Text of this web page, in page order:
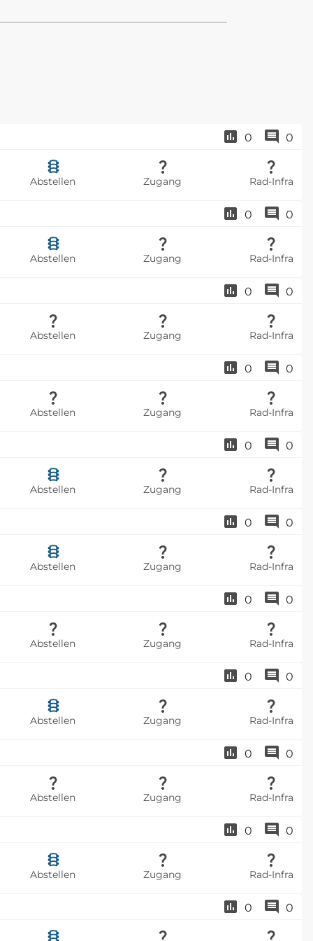
0 0
Abstellen
Zugang Rad-Infra
0 0
Abstellen
Zugang Rad-Infra
0 0
Abstellen Zugang Rad-Infra
0 0
Abstellen Zugang Rad-Infra
0 0
Abstellen
Zugang Rad-Infra
0 0
Abstellen
Zugang Rad-Infra
0 0
Abstellen Zugang Rad-Infra
0 0
Abstellen
Zugang Rad-Infra
0 0
Abstellen Zugang Rad-Infra
0 0
Abstellen
Zugang Rad-Infra
0 0